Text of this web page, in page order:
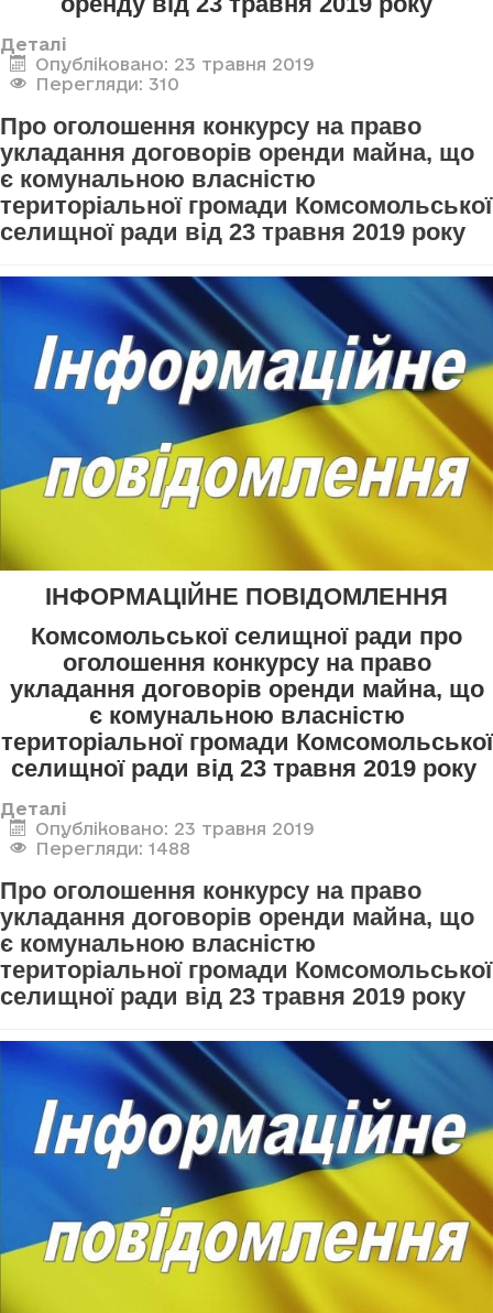
Деталі
Опубліковано: 23 травня 2019
Перегляди: 310
Про оголошення конкурсу на право
укладання договорів оренди майна, що
є комунальною власністю
територіальної громади Комсомольської
селищної ради від 23 травня 2019 року
ІНФОРМАЦІЙНЕ ПОВІДОМЛЕННЯ
Комсомольської селищної ради про
оголошення конкурсу на право
укладання договорів оренди майна, що
є комунальною власністю
територіальної громади Комсомольської
селищної ради від 23 травня 2019 року
Деталі
Опубліковано: 23 травня 2019
Перегляди: 1488
Про оголошення конкурсу на право
укладання договорів оренди майна, що
є комунальною власністю
територіальної громади Комсомольської
селищної ради від 23 травня 2019 року